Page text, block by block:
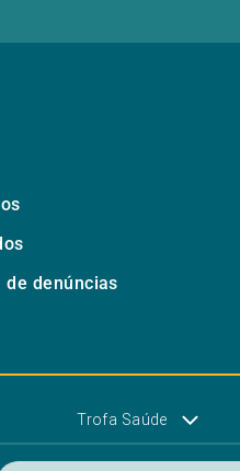
de denúncias
Trofa Saúde